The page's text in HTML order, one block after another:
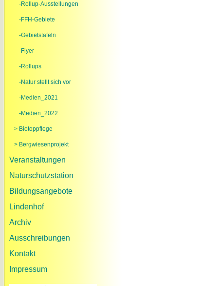
-Rollup-Ausstellungen
-FFH-Gebiete
-Gebietstafeln
-Flyer
-Rollups
-Natur stellt sich vor
-Medien_2021
-Medien_2022
> Biotoppflege
> Bergwiesenprojekt
Veranstaltungen
Naturschutzstation
Bildungsangebote
Lindenhof
Archiv
Ausschreibungen
Kontakt
Impressum